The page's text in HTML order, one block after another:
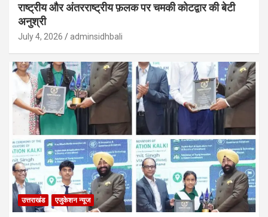
राष्ट्रीय और अंतरराष्ट्रीय फ़लक पर चमकी कोटद्वार की बेटी
अनुश्री
July 4, 2026 adminsidhbali
उत्तराखंड एजुकेशन न्‍यूज